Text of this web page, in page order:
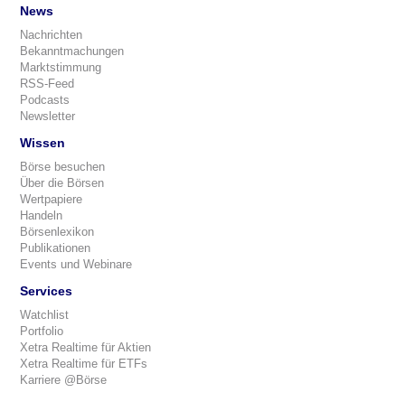
News
Nachrichten
Bekanntmachungen
Marktstimmung
RSS-Feed
Podcasts
Newsletter
Wissen
Börse besuchen
Über die Börsen
Wertpapiere
Handeln
Börsenlexikon
Publikationen
Events und Webinare
Services
Watchlist
Portfolio
Xetra Realtime für Aktien
Xetra Realtime für ETFs
Karriere @Börse